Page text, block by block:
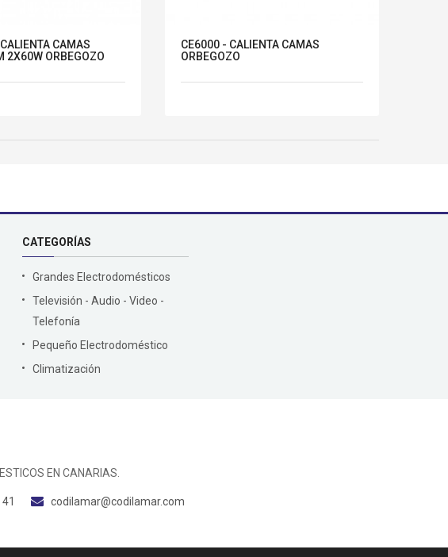
CAMAS
2X60W ORBEGOZO
CE6000 - CALIENTA CAMAS
ORBEGOZO
CATEGORÍAS
Grandes Electrodomésticos
Televisión - Audio - Video -
Telefonía
Pequeño Electrodoméstico
Climatización
EN CANARIAS.
codilamar@codilamar.com